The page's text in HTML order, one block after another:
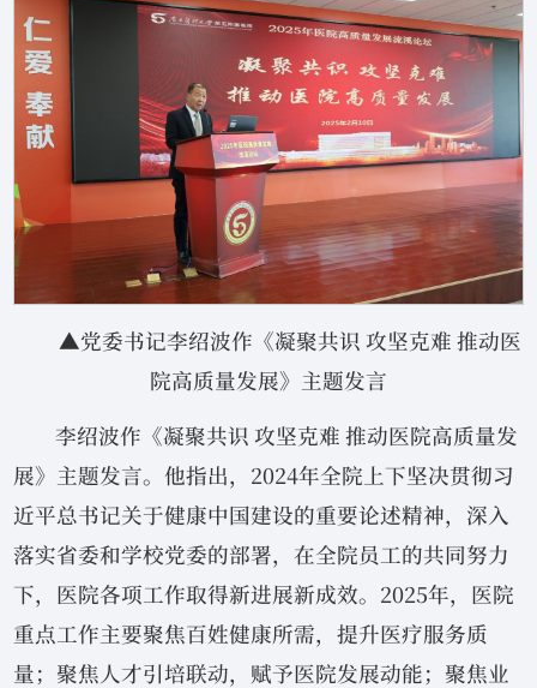
▲党委书记李绍波作《凝聚共识 攻坚克难 推动医
院高质量发展》主题发言
李绍波作《凝聚共识 攻坚克难 推动医院高质量发
展》主题发言。他指出，2024年全院上下坚决贯彻习
近平总书记关于健康中国建设的重要论述精神，深入
落实省委和学校党委的部署，在全院员工的共同努力
下，医院各项工作取得新进展新成效。2025年，医院
重点工作主要聚焦百姓健康所需，提升医疗服务质
量；聚焦人才引培联动，赋予医院发展动能；聚焦业